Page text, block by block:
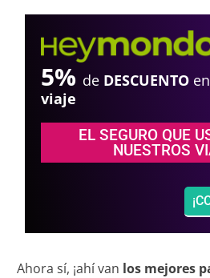
5% de DESCUENTO
viaje
EL SEGURO QUE
NUESTROS
Ahora sí, ¡ahí van los mejores